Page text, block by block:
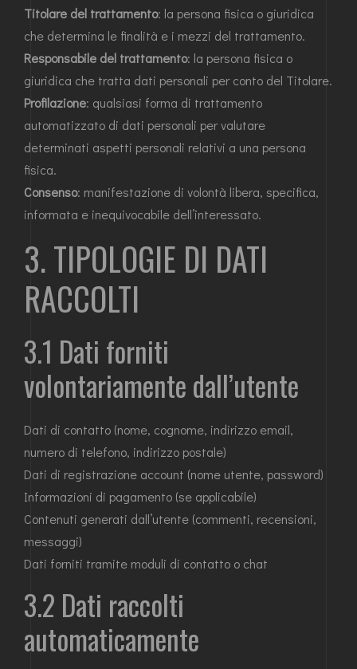
Titolare del trattamento: la persona fisica o giuridica
che determina le finalità e i mezzi del trattamento.
Responsabile del trattamento: la persona fisica o
giuridica che tratta dati personali per conto del Titolare.
Profilazione: qualsiasi forma di trattamento
automatizzato di dati personali per valutare
determinati aspetti personali relativi a una persona
fisica.
Consenso: manifestazione di volontà libera, specifica,
informata e inequivocabile dell’interessato.
3. TIPOLOGIE DI DATI
RACCOLTI
3.1 Dati forniti
volontariamente dall’utente
Dati di contatto (nome, cognome, indirizzo email,
numero di telefono, indirizzo postale)
Dati di registrazione account (nome utente, password)
Informazioni di pagamento (se applicabile)
Contenuti generati dall’utente (commenti, recensioni,
messaggi)
Dati forniti tramite moduli di contatto o chat
3.2 Dati raccolti
automaticamente